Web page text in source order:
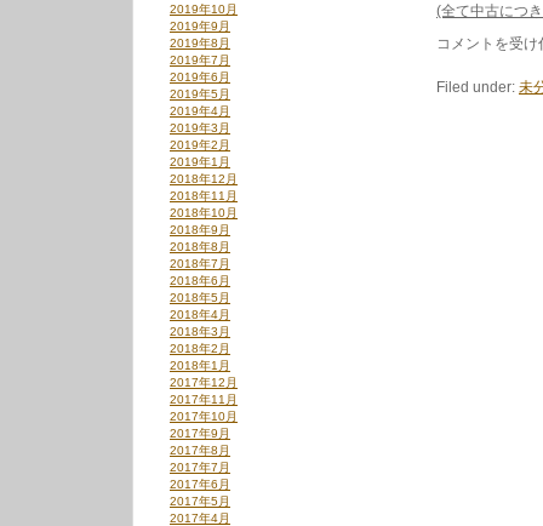
(全て中古につ
和
フ
コメントを受
Filed under: 未
2019年10月
2019年9月
2019年8月
2019年7月
2019年6月
2019年5月
2019年4月
2019年3月
2019年2月
2019年1月
2018年12月
2018年11月
2018年10月
2018年9月
2018年8月
2018年7月
2018年6月
2018年5月
2018年4月
2018年3月
2018年2月
2018年1月
2017年12月
2017年11月
2017年10月
2017年9月
2017年8月
2017年7月
2017年6月
2017年5月
2017年4月